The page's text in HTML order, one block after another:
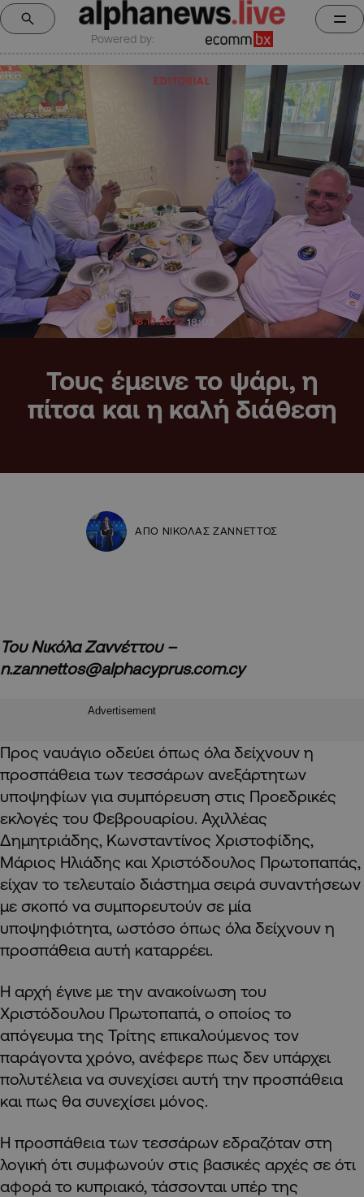
Powered by:
EDITORIAL
18.10.202218:03
Τους έμεινε το ψάρι, η
πίτσα και η καλή διάθεση
ΑΠΟ ΝΙΚΟΛΑΣ ΖΑΝΝΕΤΤΟΣ
Του Νικόλα Ζαννέττου –
n.zannettos@alphacyprus.com.cy
Advertisement
Προς ναυάγιο οδεύει όπως όλα δείχνουν η
προσπάθεια των τεσσάρων ανεξάρτητων
υποψηφίων για συμπόρευση στις Προεδρικές
εκλογές του Φεβρουαρίου. Αχιλλέας
Δημητριάδης, Κωνσταντίνος Χριστοφίδης,
Μάριος Ηλιάδης και Χριστόδουλος Πρωτοπαπάς,
είχαν το τελευταίο διάστημα σειρά συναντήσεων
με σκοπό να συμπορευτούν σε μία
υποψηφιότητα, ωστόσο όπως όλα δείχνουν η
προσπάθεια αυτή καταρρέει.
Η αρχή έγινε με την ανακοίνωση του
Χριστόδουλου Πρωτοπαπά, ο οποίος το
απόγευμα της Τρίτης επικαλούμενος τον
παράγοντα χρόνο, ανέφερε πως δεν υπάρχει
πολυτέλεια να συνεχίσει αυτή την προσπάθεια
και πως θα συνεχίσει μόνος.
Η προσπάθεια των τεσσάρων εδραζόταν στη
λογική ότι συμφωνούν στις βασικές αρχές σε ότι
αφορά το κυπριακό, τάσσονται υπέρ της